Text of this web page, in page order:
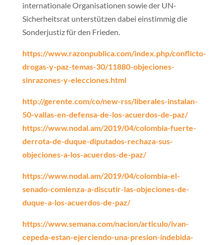
internationale Organisationen sowie der UN-
Sicherheitsrat unterstützen dabei einstimmig die
Sonderjustiz für den Frieden.
https://www.razonpublica.com/index.php/conflicto-
drogas-y-paz-temas-30/11880-objeciones-
sinrazones-y-elecciones.html
http://gerente.com/co/new-rss/liberales-instalan-
50-vallas-en-defensa-de-los-acuerdos-de-paz/
https://www.nodal.am/2019/04/colombia-fuerte-
derrota-de-duque-diputados-rechaza-sus-
objeciones-a-los-acuerdos-de-paz/
https://www.nodal.am/2019/04/colombia-el-
senado-comienza-a-discutir-las-objeciones-de-
duque-a-los-acuerdos-de-paz/
https://www.semana.com/nacion/articulo/ivan-
cepeda-estan-ejerciendo-una-presion-indebida-